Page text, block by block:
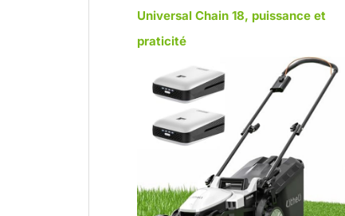
Universal Chain 18, puissance et
praticité